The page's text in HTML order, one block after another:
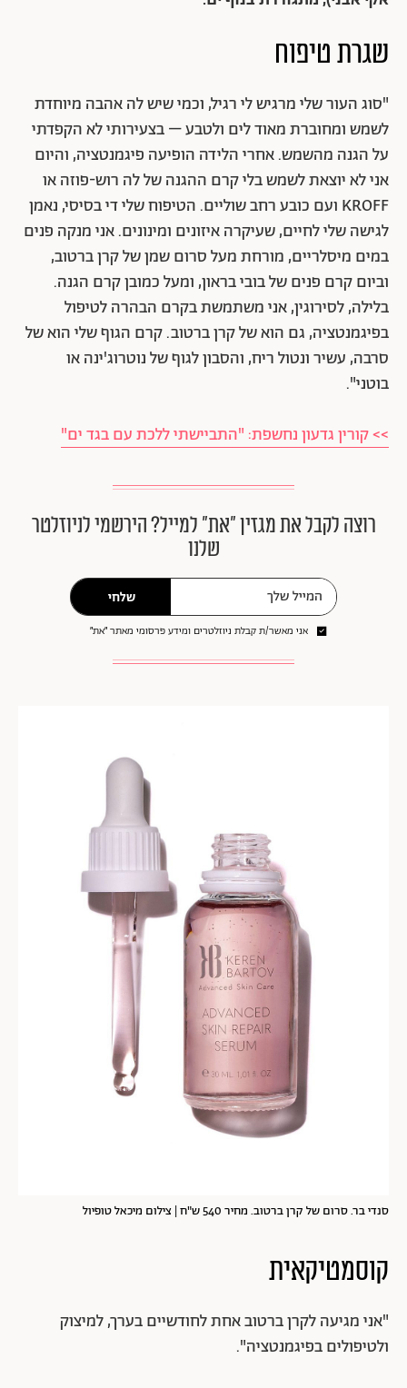
שגרת טיפוח
"סוג העור שלי מרגיש לי רגיל, וכמי שיש לה אהבה מיוחדת
לשמש ומחוברת מאוד לים ולטבע – בצעירותי לא הקפדתי
על הגנה מהשמש. אחרי הלידה הופיעה פיגמנטציה, והיום
אני לא יוצאת לשמש בלי קרם ההגנה של לה רוש-פוזה או
KROFF ועם כובע רחב שוליים. הטיפוח שלי די בסיסי, נאמן
לגישה שלי לחיים, שעיקרה איזונים ומינונים. אני מנקה פנים
במים מיסלריים, מורחת מעל סרום שמן של קרן ברטוב,
וביום קרם פנים של בובי בראון, ומעל כמובן קרם הגנה.
בלילה, לסירוגין, אני משתמשת בקרם הבהרה לטיפול
בפיגמנטציה, גם הוא של קרן ברטוב. קרם הגוף שלי הוא של
סרבה, עשיר ונטול ריח, והסבון לגוף של נוטרוג'ינה או
בוטני".
>> קורין גדעון נחשפת: "התביישתי ללכת עם בגד ים"
רוצה לקבל את מגזין ״את״ למייל? הירשמי לניוזלטר
שלנו
שלחי
אני מאשר/ת קבלת ניוזלטרים ומידע פרסומי מאתר ״את״
סנדי בר. סרום של קרן ברטוב. מחיר 540 ש"ח | צילום מיכאל טופיול
קוסמטיקאית
"אני מגיעה לקרן ברטוב אחת לחודשיים בערך, למיצוק
ולטיפולים בפיגמנטציה".